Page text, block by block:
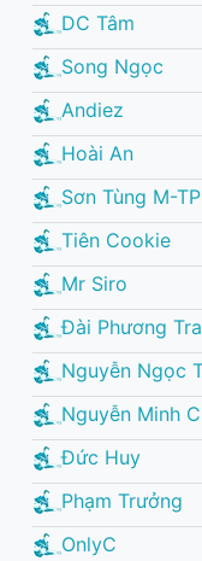
DC Tâm
Song Ngọc
Andiez
Hoài An
Sơn Tùng M-TP
Tiên Cookie
Mr Siro
Đài Phương
Nguyễn Ngọc
Nguyễn Minh
Đức Huy
Phạm Trưởng
OnlyC